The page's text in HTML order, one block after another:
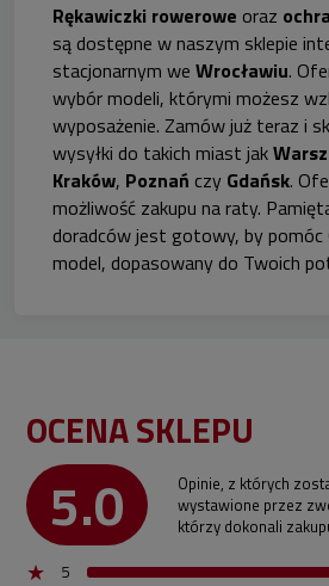
Rękawiczki rowerowe oraz
są dostępne w naszym sklepie
stacjonarnym we Wrocławiu.
wybór modeli, którymi możesz
wyposażenie. Zamów już teraz i
wysyłki do takich miast jak
Kraków, Poznań czy Gdańsk.
możliwość zakupu na raty.
doradców jest gotowy, by pomóc
model, dopasowany do Twoich
OCENA SKLEPU
5.0
Opinie, z których
wystawione przez
którzy dokonali
5